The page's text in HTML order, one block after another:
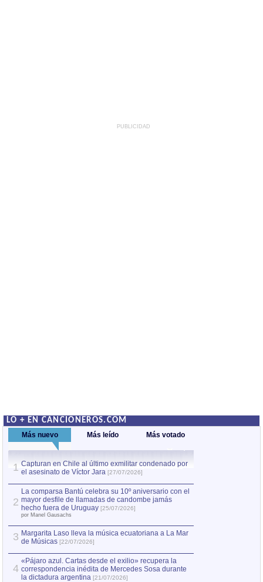
PUBLICIDAD
LO + EN CANCIONEROS.COM
Más nuevo Más leído Más votado
1 Capturan en Chile al último exmilitar condenado por
el asesinato de Víctor Jara [27/07/2026]
2
La comparsa Bantú celebra su 10º aniversario con el
mayor desfile de llamadas de candombe jamás
hecho fuera de Uruguay [25/07/2026]
por Manel Gausachs
3 Margarita Laso lleva la música ecuatoriana a La Mar
de Músicas [22/07/2026]
4
«Pájaro azul. Cartas desde el exilio» recupera la
correspondencia inédita de Mercedes Sosa durante
la dictadura argentina [21/07/2026]